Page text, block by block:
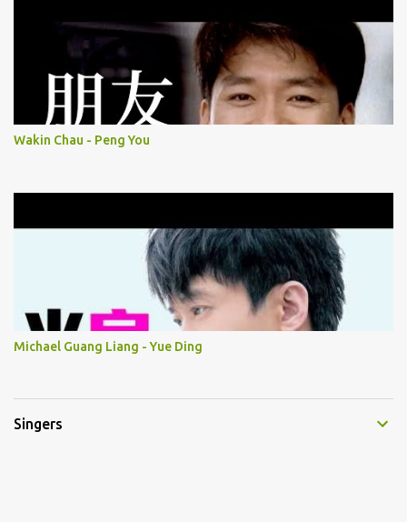
Wakin Chau - Peng You
Michael Guang Liang - Yue Ding
Singers